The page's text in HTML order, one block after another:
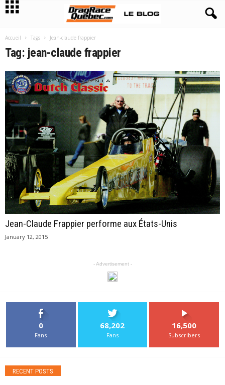
Accueil Tags Jean-claude frappier
Tag: jean-claude frappier
Jean-Claude Frappier performe aux États-Unis
January 12, 2015
- Advertisement -
0
Fans
68,202
Fans
16,500
Subscribers
RECENT POSTS